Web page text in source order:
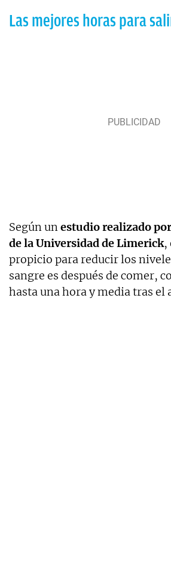
Las mejores horas para
Según unestudio realizado
de la Universidad de Limerick,
propicio para reducir los
sangre es después de comer,
hasta una hora y media tras el